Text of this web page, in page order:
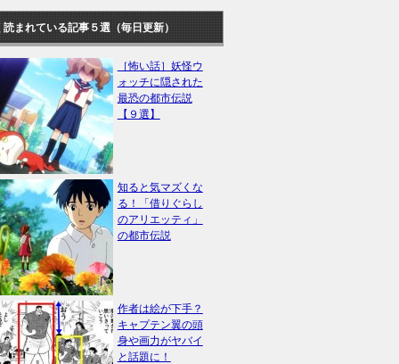
読まれている記事５選（毎日更新）
［怖い話］妖怪ウ
ォッチに隠された
最恐の都市伝説
【９選】
知ると気マズくな
る！「借りぐらし
のアリエッティ」
の都市伝説
作者は絵が下手？
キャプテン翼の頭
身や画力がヤバイ
と話題に！